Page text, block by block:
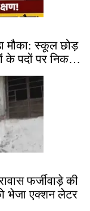
मौका: स्कूल छोड़
के पदों पर निकली
फर्जीवाड़े की
भेजा एक्शन लेटर